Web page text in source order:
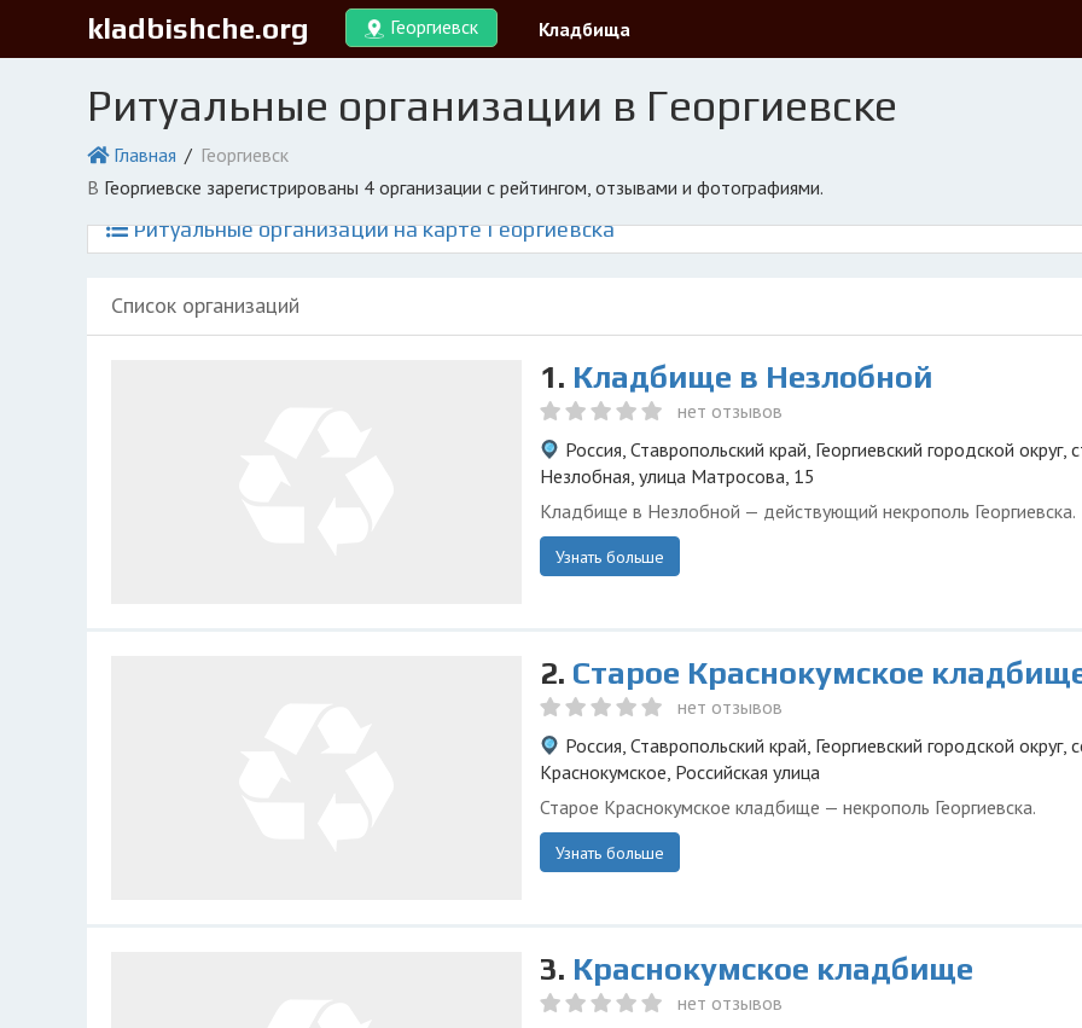
kladbishche.org Георгиевск Кладбища
Ритуальные организации в Георгиевске
Главная
Георгиевск
в Георгиевске зарегистрированы 4 организации с рейтингом, отзывами и фотографиями.
Ритуальные организации на карте Георгиевска
Список организаций
1. Кладбище в Незлобной
нет отзывов
Россия, Ставропольский край, Георгиевский городской округ,
Незлобная, улица Матросова, 15
Кладбище в Незлобной — действующий некрополь Георгиевска.
Узнать больше
2. Старое Краснокумское
нет отзывов
Россия, Ставропольский край, Георгиевский городской округ,
Краснокумское, Российская улица
Старое Краснокумское кладбище — некрополь Георгиевска.
Узнать больше
3. Краснокумское кладбище
нет отзывов